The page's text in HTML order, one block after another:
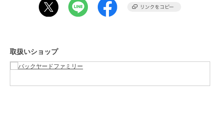
約80g（※パッケージ込みの商品一式の重量です。）
【注意点】
必ずご確認下さい。本来の目的以外にはご使用にならないで下さい。
カメラやモニターの性質により、画像と実物の色の違いがある場合が
取扱いショップ